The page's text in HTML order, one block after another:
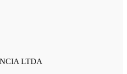
LTDA